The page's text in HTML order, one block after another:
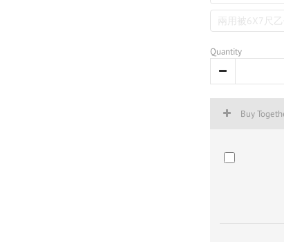
兩用被6X7尺
Quantity
Buy